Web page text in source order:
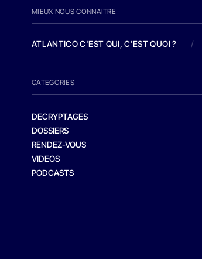
MIEUX NOUS CONNAITRE
ATLANTICO C'EST QUI, C'EST QUOI ? /
CATEGORIES
DECRYPTAGES
DOSSIERS
RENDEZ-VOUS
VIDEOS
PODCASTS